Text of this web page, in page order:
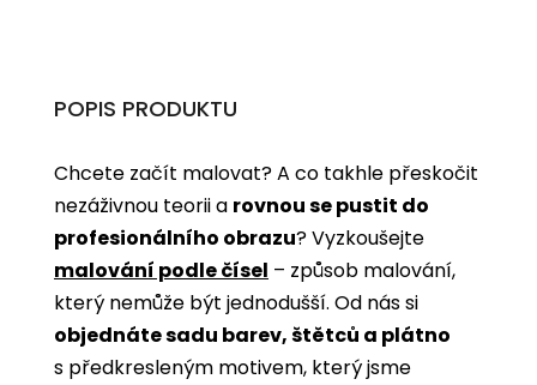
POPIS PRODUKTU
Chcete začít malovat? A co takhle přeskočit
nezáživnou teorii a rovnou se pustit do
profesionálního obrazu? Vyzkoušejte
malování podle čísel ­­– způsob malování,
který nemůže být jednodušší. Od nás si
objednáte sadu barev, štětců a plátno
s předkresleným motivem, který jsme